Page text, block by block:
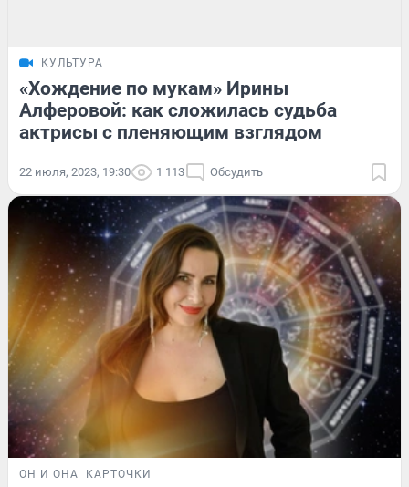
КУЛЬТУРА
«Хождение по мукам» Ирины
Алферовой: как сложилась судьба
актрисы с пленяющим взглядом
22 июля, 2023, 19:30 1 113 Обсудить
ОН И ОНА КАРТОЧКИ